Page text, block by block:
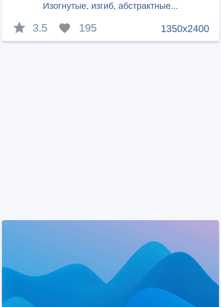
Изогнутые, изгиб, абстрактные...
1350x2400
3.5 195